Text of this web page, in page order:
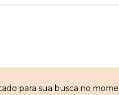
para sua busca no